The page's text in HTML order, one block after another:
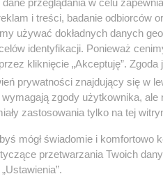
wewnątrz
i treści, badanie odbiorców
używać dokładnych danych
identyfikacji. Ponieważ
kliknięcie „Akceptuję”.
prywatności znajdujący się w
zgody użytkownika,
zastosowania tylko na tej
mógł świadomie i komfortowo
przetwarzania Twoich